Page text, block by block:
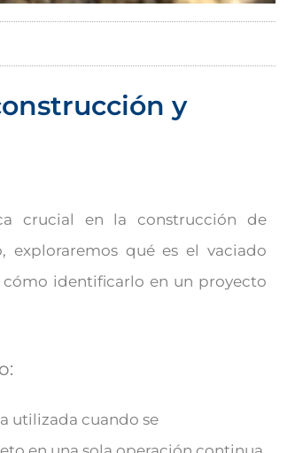
y
crucial en la construcción de
exploraremos qué es el vaciado
identificarlo en un proyecto
utilizada cuando se